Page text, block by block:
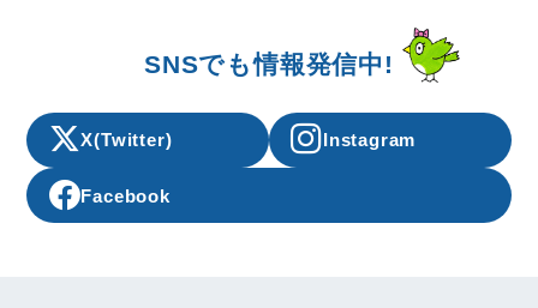
SNSでも情報発信中!
X(Twitter) Instagram
Facebook